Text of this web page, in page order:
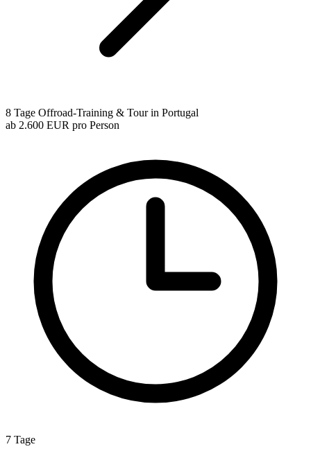
8 Tage Offroad-Training & Tour in Portugal
ab 2.600 EUR pro Person
7 Tage